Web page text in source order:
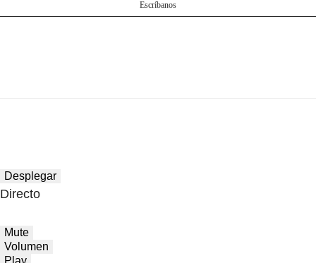
Escríbanos
Desplegar
Directo
Mute
Volumen
Play